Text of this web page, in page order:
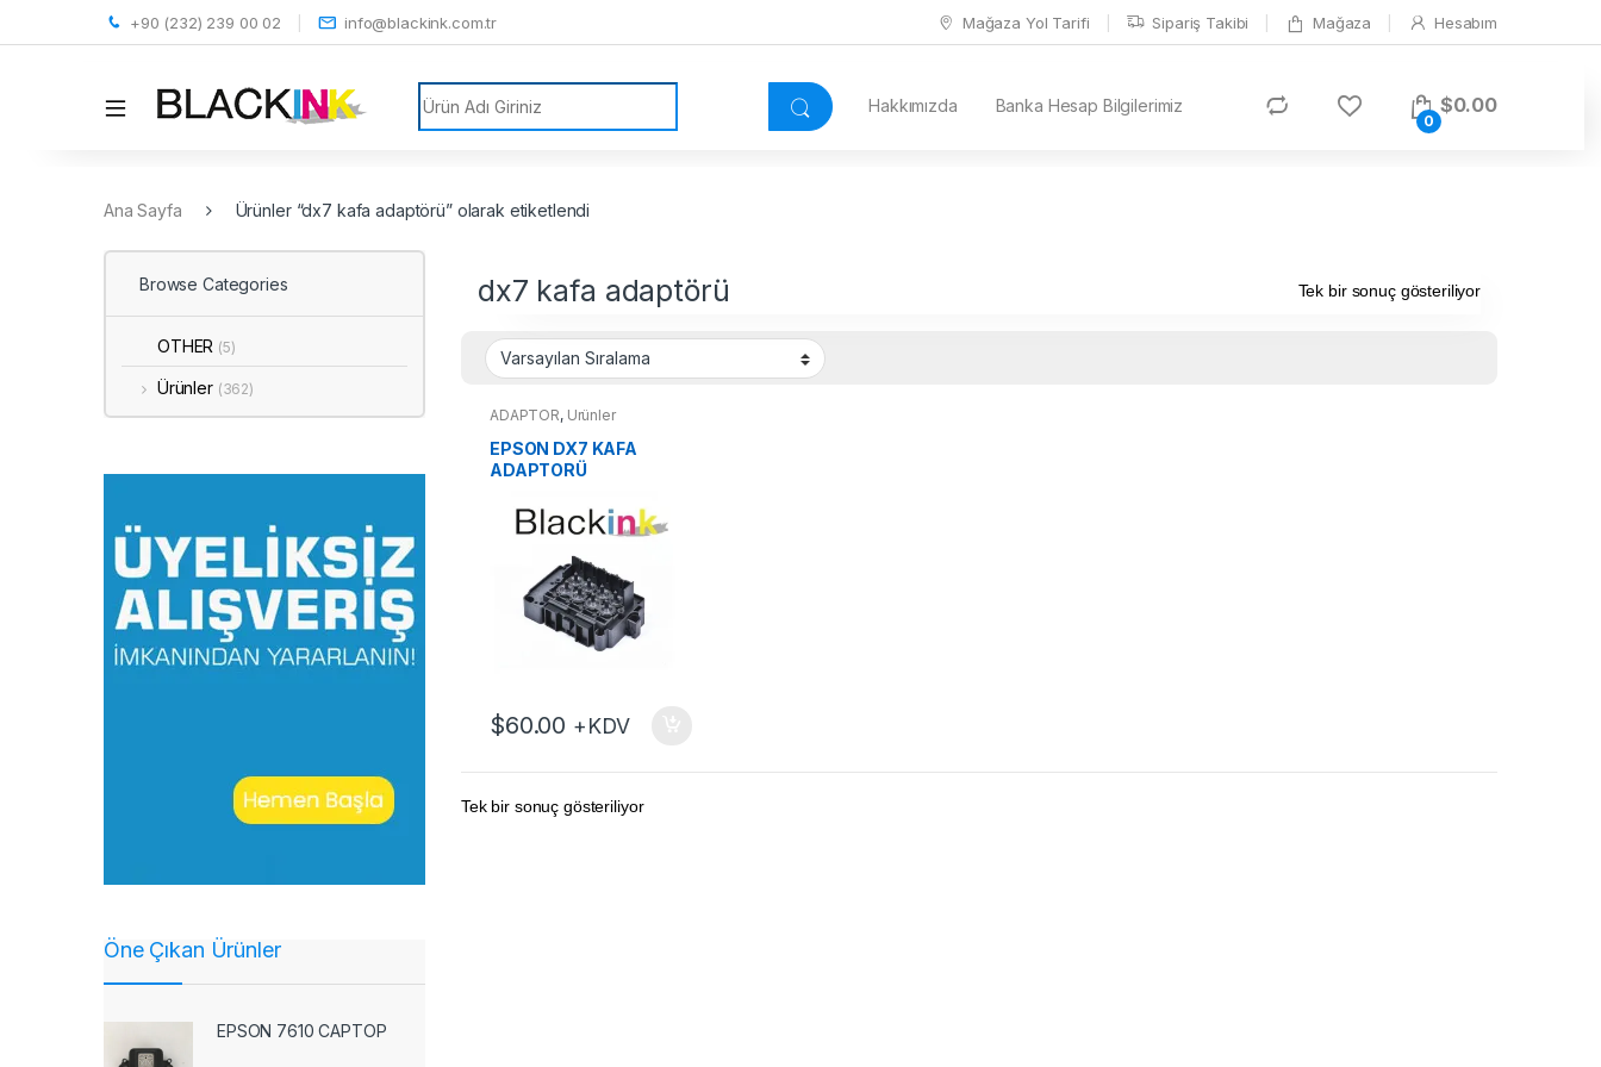
+90 (232) 239 00 02 info@blackink.com.tr Mağaza Yol Tarifi Sipariş Takibi Mağaza Hesabım
Search for:
Hakkımızda Banka Hesap Bilgilerimiz
0
$0.00
Ana Sayfa Ürünler “dx7 kafa adaptörü” olarak etiketlendi
dx7 kafa adaptörü Tek bir sonuç gösteriliyor
ADAPTOR, Ürünler
EPSON DX7 KAFA
ADAPTORÜ
$60.00 +KDV
Tek bir sonuç gösteriliyor
Browse Categories
OTHER (5)
Ürünler (362)
Öne Çıkan Ürünler
EPSON 7610 CAPTOP